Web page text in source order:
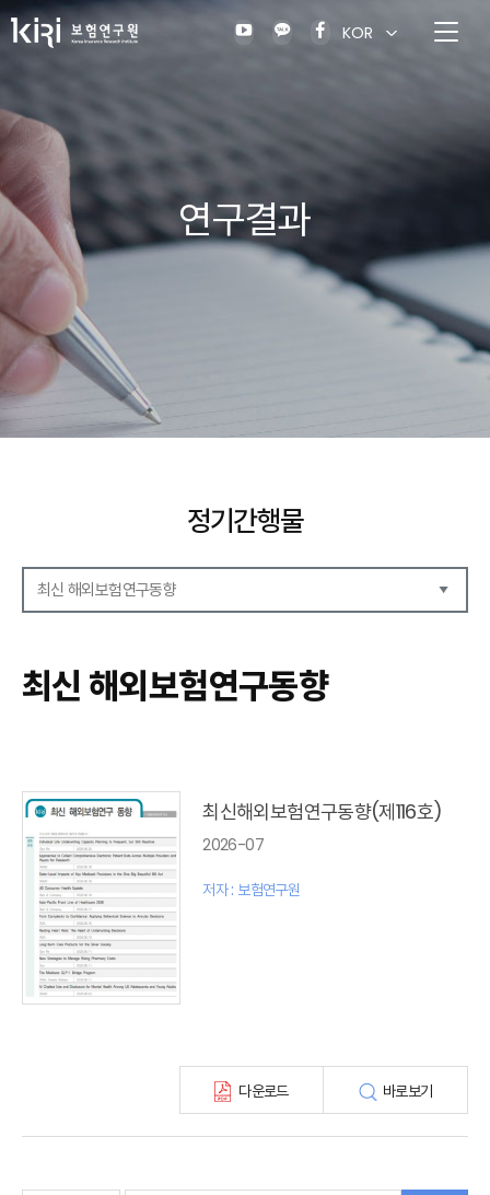
KOR
연구결과
정기간행물
최신 해외보험연구동향
보험금융연구
KIRI 리포트
최신 해외보험연구동향
연차보고서
보험총서
보험동향(종간)
해외 보험동향(종간)
보험회사 재무분석(종간)
주간 해외보험동향(종간)
해외보험금융동향(종간)
최신 해외보험연구동향
최신해외보험연구동향(제116호)
2026-07
저자 : 보험연구원
다운로드 바로보기